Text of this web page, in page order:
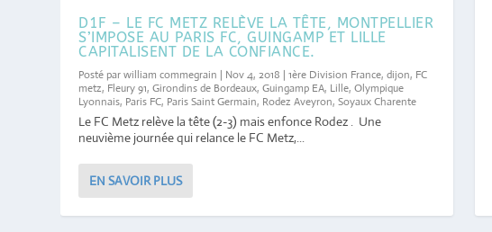
D1F – LE FC METZ RELÈVE LA TÊTE, MONTPELLIER
S’IMPOSE AU PARIS FC, GUINGAMP ET LILLE
CAPITALISENT DE LA CONFIANCE.
Posté parwilliam commegrain | Nov 4, 2018 |1ère Division France,dijon, FC
metz, Fleury 91,Girondins de Bordeaux,Guingamp EA, Lille,Olympique
Lyonnais, Paris FC, Paris Saint Germain, Rodez Aveyron,Soyaux Charente
Le FC Metz relève la tête (2-3) mais enfonce Rodez . Une
neuvième journée qui relance le FC Metz,...
EN SAVOIR PLUS